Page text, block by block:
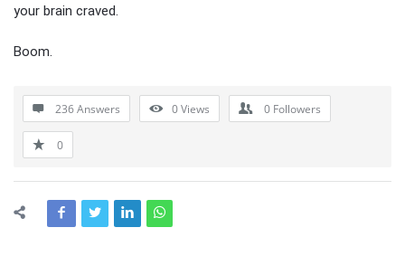
your brain craved.
Boom.
236 Answers 0Views 0 Followers
0